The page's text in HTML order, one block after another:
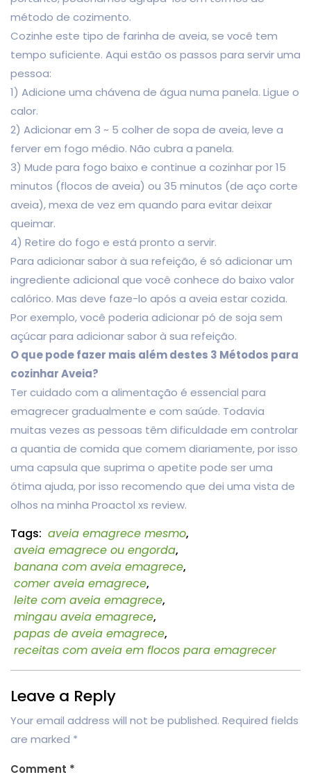
método de cozimento.
Cozinhe este tipo de farinha de aveia, se você tem
tempo suficiente. Aqui estão os passos para servir uma
pessoa:
1) Adicione uma chávena de água numa panela. Ligue o
calor.
2) Adicionar em 3 ~ 5 colher de sopa de aveia, leve a
ferver em fogo médio. Não cubra a panela.
3) Mude para fogo baixo e continue a cozinhar por 15
minutos (flocos de aveia) ou 35 minutos (de aço corte
aveia), mexa de vez em quando para evitar deixar
queimar.
4) Retire do fogo e está pronto a servir.
Para adicionar sabor à sua refeição, é só adicionar um
ingrediente adicional que você conhece do baixo valor
calórico. Mas deve faze-lo após a aveia estar cozida.
Por exemplo, você poderia adicionar pó de soja sem
açúcar para adicionar sabor à sua refeição.
O que pode fazer mais além destes 3 Métodos para
cozinhar Aveia?
Ter cuidado com a alimentação é essencial para
emagrecer gradualmente e com saúde. Todavia
muitas vezes as pessoas têm dificuldade em controlar
a quantia de comida que comem diariamente, por isso
uma capsula que suprima o apetite pode ser uma
ótima ajuda, por isso recomendo que dei uma vista de
olhos na minha Proactol xs review.
Tags: aveia emagrece mesmo,
aveia emagrece ou engorda,
banana com aveia emagrece,
comer aveia emagrece,
leite com aveia emagrece,
mingau aveia emagrece,
papas de aveia emagrece,
receitas com aveia em flocos para emagrecer
Leave a Reply
Your email address will not be published. Required fields
are marked *
Comment *